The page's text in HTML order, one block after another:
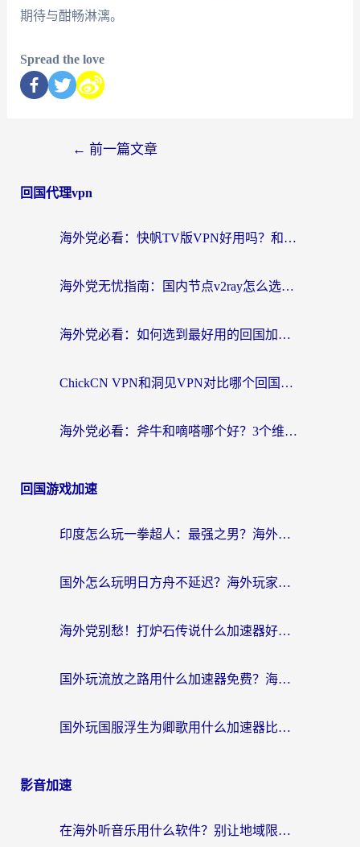
期待与酣畅淋漓。
Spread the love
← 前一篇文章
回国代理vpn
海外党必看：快帆TV版VPN好用吗？和快游VPN对比哪个回国效果更好？附实用避坑指南
海外党无忧指南：国内节点v2ray怎么选？一键回国VPN+多场景实测帮你避坑
海外党必看：如何选到最好用的回国加速器？从节点到售后的全维度指南
ChickCN VPN和洞见VPN对比哪个回国效果更好？海外党亲测3款加速器+避坑指南
海外党必看：斧牛和嘀嗒哪个好？3个维度教你选对回国加速器
回国游戏加速
印度怎么玩一拳超人：最强之男？海外党国服游戏加速避坑指南
国外怎么玩明日方舟不延迟？海外玩家国服游戏加速终极指南（附DNF梦幻诛仙解决方案）
海外党别愁！打炉石传说什么加速器好用？3个实用技巧解决国服游戏卡顿
国外玩流放之路用什么加速器免费？海外党亲测有效的国服游戏加速指南
国外玩国服浮生为卿歌用什么加速器比较好？海外党亲测不踩坑指南
影音加速
在海外听音乐用什么软件？别让地域限制断了你的华语歌单